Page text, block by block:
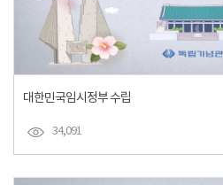
대한민국임시정부 수립
34,091